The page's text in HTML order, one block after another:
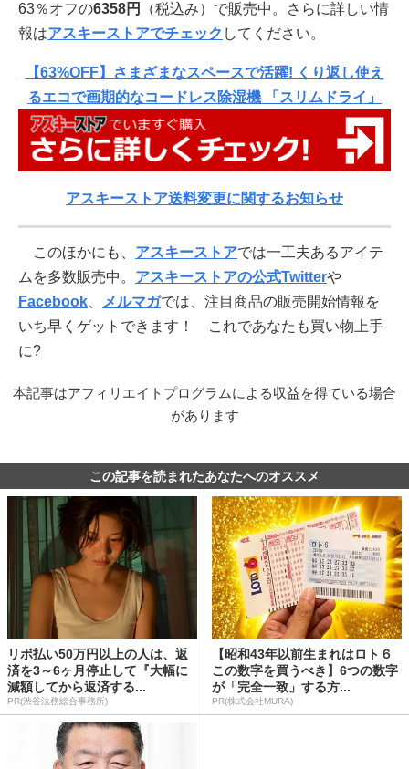
63％オフの6358円
（税込み）で販売中。さらに詳しい情
報はアスキーストアでチェック してください。
【63%OFF】さまざまなスペースで活躍! くり返し使え
るエコで画期的なコードレス除湿機 「スリムドライ」
アスキーストア送料変更に関するお知らせ
このほかにも、 アスキーストアでは一工夫あるアイテ
ムを多数販売中。 アスキーストアの公式Twitterや
Facebook
メルマガでは、注目商品の販売開始情報を
いち早くゲットできます！ これであなたも買い物上手
に?
本記事はアフィリエイトプログラムによる収益を得ている場合
があります
この記事を読まれたあなたへのオススメ
リボ払い50万円以上の人は、返
済を3～6ヶ月停止して『大幅に
減額してから返済する...
PR(渋谷法務総合事務所)
【昭和43年以前生まれはロト６
この数字を買うべき】6つの数字
が「完全一致」する方...
PR(株式会社MURA)